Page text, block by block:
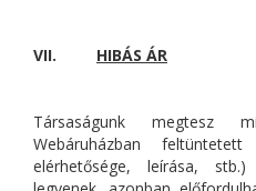
VII. HIBÁS ÁR
Társaságunk
Webáruházban
elérhetősége, leírása,